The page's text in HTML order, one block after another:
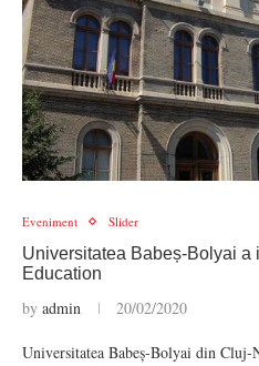
Eveniment Slider
Universitatea Babeș-Bolyai a
Education
by admin 20/02/2020
Universitatea Babeș-Bolyai din Cluj-